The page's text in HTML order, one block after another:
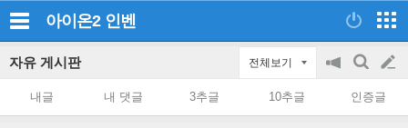
아이온2 인벤
자유 게시판 전체보기
공
on/off
검
색
글
쓰
내글 내 댓글 3추글 10추글 인증글